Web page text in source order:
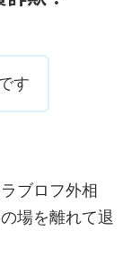
す
ブロフ外相
場を離れて退